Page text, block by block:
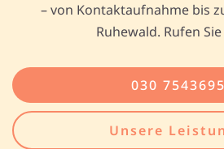
– von Kontaktaufnahme bis
Ruhewald. Rufen
030
Unsere